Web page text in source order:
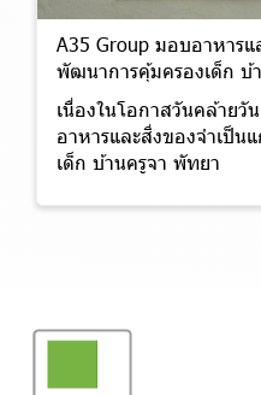
A35 Group มอบอาหาร
พัฒนาการคุ้มครองเด็ก บ้
เนื่องในโอกาสวันคล้ายวั
อาหารและสิ่งของจำเป็
เด็ก บ้านครูจา พัทยา